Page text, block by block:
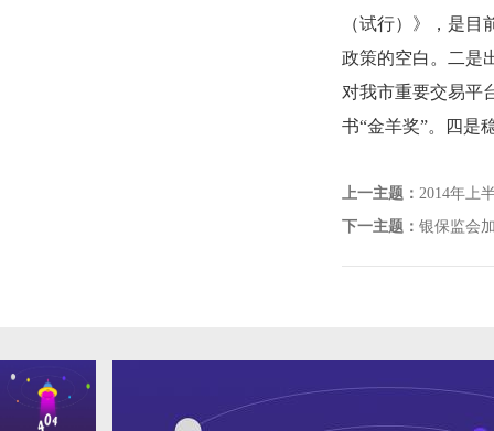
（试行）》，是
政策的空白。二是
对我市重要交易平
书“金羊奖”。四是
上一主题： 2014年上
下一主题： 银保监会